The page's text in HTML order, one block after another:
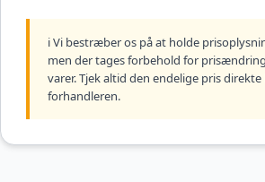
ℹ️ Vi bestræber os på at holde
men der tages forbehold for
varer. Tjek altid den endelige pris direkte
forhandleren.